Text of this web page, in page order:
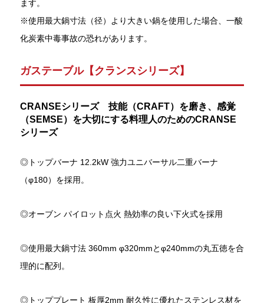
ます。
※使用最大鍋寸法（径）より大きい鍋を使用した場合、一酸
化炭素中毒事故の恐れがあります。
ガステーブル【クランスシリーズ】
CRANSEシリーズ 技能（CRAFT）を磨き、感覚
（SEMSE）を大切にする料理人のためのCRANSE
シリーズ
◎トップバーナ 12.2kW 強力ユニバーサル二重バーナ
（φ180）を採用。
◎オーブン パイロット点火 熱効率の良い下火式を採用
◎使用最大鍋寸法 360mm φ320mmとφ240mmの丸五徳を合
理的に配列。
◎トッププレート 板厚2mm 耐久性に優れたステンレス材を